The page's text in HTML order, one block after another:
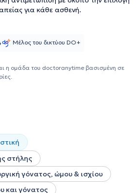
για κάθε ασθενή.
Μέλος του δικτύου DO+
η ομάδα του doctoranytime βασισμένη σε
στήλης
γόνατος, ώμου & ισχίου
και γόνατος